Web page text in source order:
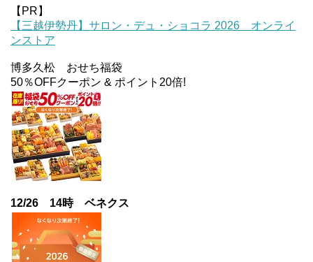
【PR】
【三越伊勢丹】サロン・デュ・ショコラ 2026 オンライ
ンストア
博多久松 おせち福袋
50％OFFクーポン & ポイント20倍!
12/26 14時 ベネクス